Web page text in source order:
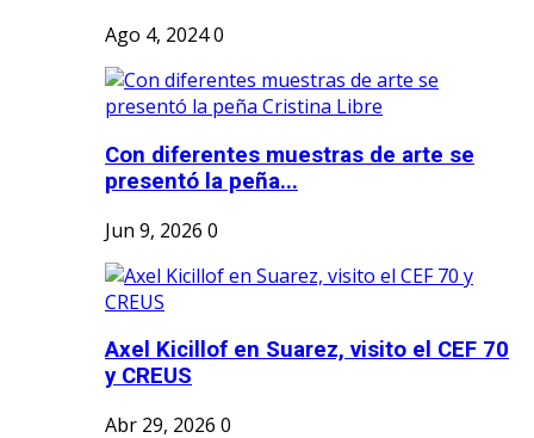
Ago 4, 20240
Con diferentes muestras de arte se
presentó la peña...
Jun 9, 2026 0
Axel Kicillof en Suarez, visito el CEF 70
y CREUS
Abr 29, 2026 0